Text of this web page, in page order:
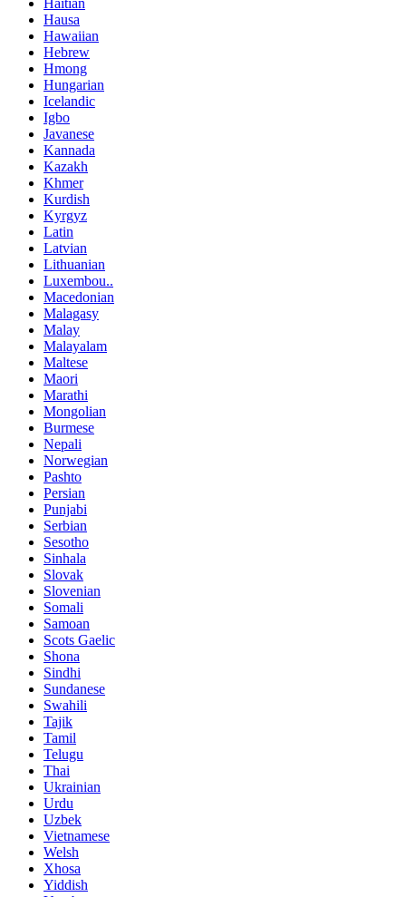
Haitian
Hausa
Hawaiian
Hebrew
Hmong
Hungarian
Icelandic
Igbo
Javanese
Kannada
Kazakh
Khmer
Kurdish
Kyrgyz
Latin
Latvian
Lithuanian
Luxembou..
Macedonian
Malagasy
Malay
Malayalam
Maltese
Maori
Marathi
Mongolian
Burmese
Nepali
Norwegian
Pashto
Persian
Punjabi
Serbian
Sesotho
Sinhala
Slovak
Slovenian
Somali
Samoan
Scots Gaelic
Shona
Sindhi
Sundanese
Swahili
Tajik
Tamil
Telugu
Thai
Ukrainian
Urdu
Uzbek
Vietnamese
Welsh
Xhosa
Yiddish